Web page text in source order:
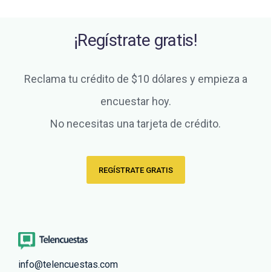
¡Regístrate gratis!
Reclama tu crédito de $10 dólares y empieza a
encuestar hoy.
No necesitas una tarjeta de crédito.
REGÍSTRATE GRATIS
info@telencuestas.com